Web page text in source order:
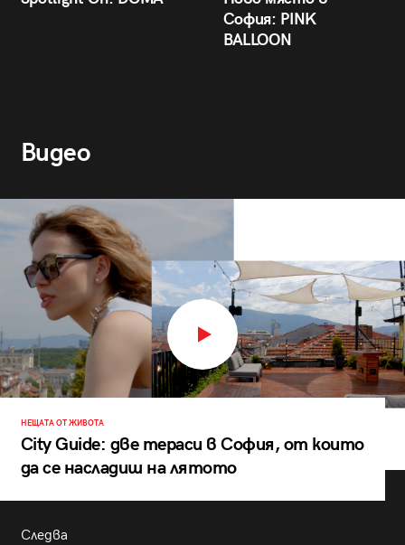
София: PINK
BALLOON
Видео
НЕЩАТА ОТ ЖИВОТА
City Guide: две тераси в София, от които
да се насладиш на лятото
Следва